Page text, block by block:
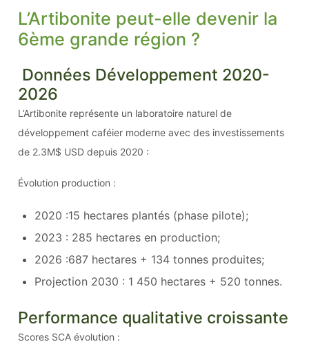
L’Artibonite peut-elle devenir la
6ème grande région ?
Données Développement 2020-
2026
L’Artibonite représente un laboratoire naturel de
développement caféier moderne avec des investissements
de 2.3M$ USD depuis 2020 :
Évolution production :
2020 :15 hectares plantés (phase pilote);
2023 : 285 hectares en production;
2026 :687 hectares + 134 tonnes produites;
Projection 2030 : 1 450 hectares + 520 tonnes.
Performance qualitative croissante
Scores SCA évolution :